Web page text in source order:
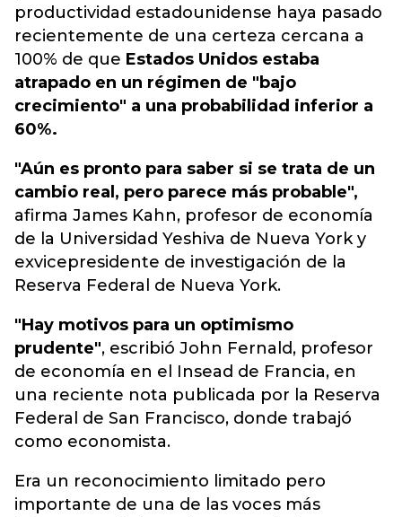
productividad estadounidense haya pasado
recientemente de una certeza cercana a
100% de que Estados Unidos estaba
atrapado en un régimen de "bajo
crecimiento" a una probabilidad inferior a
60%.
"Aún es pronto para saber si se trata de un
cambio real, pero parece más probable",
afirma James Kahn, profesor de economía
de la Universidad Yeshiva de Nueva York y
exvicepresidente de investigación de la
Reserva Federal de Nueva York.
"Hay motivos para un optimismo
prudente", escribió John Fernald, profesor
de economía en el Insead de Francia, en
una reciente nota publicada por la Reserva
Federal de San Francisco, donde trabajó
como economista.
Era un reconocimiento limitado pero
importante de una de las voces más